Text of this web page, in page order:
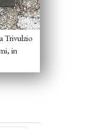
Trivulzio
in